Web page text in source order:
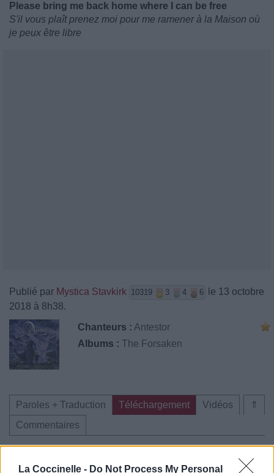
La Coccinelle - Do Not Process My Personal
Please bring me back home where I can be free
S'il vous plaît prenez moi pour me ramener à la Maison où
je peux être libre
Publié par Mystica Stavkirk 10319 3 4 6
le 13 octobre
2018 à 8h38.
Chanteurs : Antestor
Albums : The Forsaken
⇑
Paroles + Traduction Téléchargement
Vidéos
Commentaires